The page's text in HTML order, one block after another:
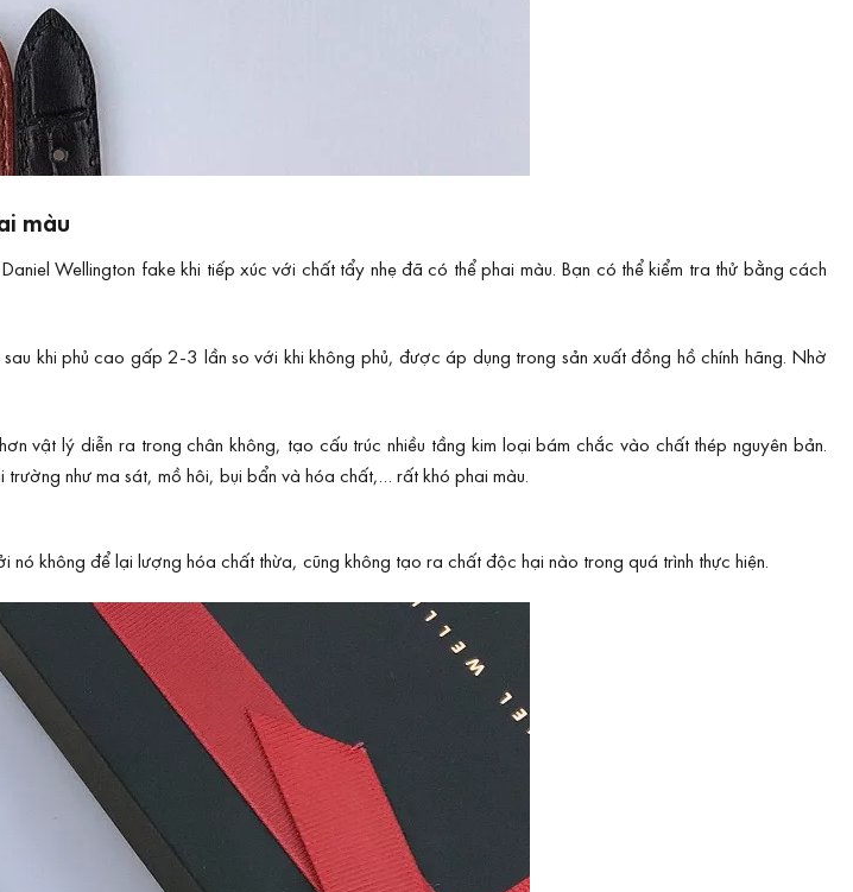
màu
Wellington fake khi tiếp xúc với chất tẩy nhẹ đã có thể phai màu. Bạn có thể kiểm tra thử bằng cách
khi phủ cao gấp 2-3 lần so với khi không phủ, được áp dụng trong sản xuất đồng hồ chính hãng. Nhờ
vật lý diễn ra trong chân không, tạo cấu trúc nhiều tầng kim loại bám chắc vào chất thép nguyên bản.
như ma sát, mồ hôi, bụi bẩn và hóa chất,… rất khó phai màu.
không để lại lượng hóa chất thừa, cũng không tạo ra chất độc hại nào trong quá trình thực hiện.